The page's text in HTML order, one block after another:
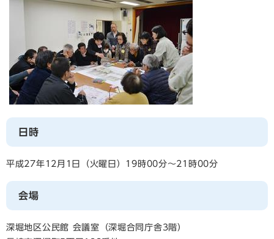
日時
平成27年12月1日（火曜日）19時00分～21時00分
会場
深堀地区公民館 会議室（深堀合同庁舎3階）